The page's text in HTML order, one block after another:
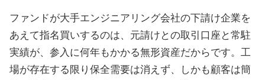
ファンドが大手エンジニアリング会社の下請け企業を
あえて指名買いするのは、元請けとの取引口座と常駐
実績が、参入に何年もかかる無形資産だからです。工
場が存在する限り保全需要は消えず、しかも顧客は簡